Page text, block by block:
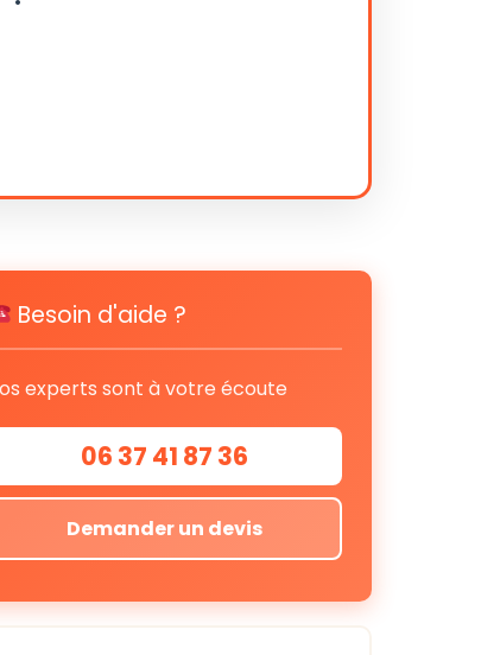
Besoin d'aide ?
experts sont à votre écoute
06 37 41 87 36
Demander un devis